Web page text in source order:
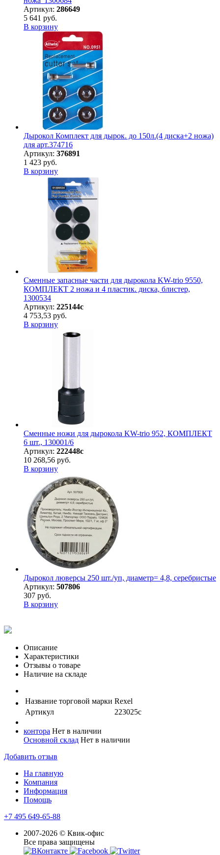
Артикул: 286649
5 641 руб.
В корзину
Дырокол Комплект для дырок. до 150л.(4 диска+2 ножа)
для арт.374716
Артикул: 376891
1 423 руб.
В корзину
Сменные запасные части для дырокола KW-trio 9550,
КОМПЛЕКТ 2 ножа и 4 пластик. диска, блистер,
1300534
Артикул: 225144с
4 753,53 руб.
В корзину
Сменные ножи для дырокола KW-trio 952, КОМПЛЕКТ
6 шт., 130001/6
Артикул: 222448с
10 268,56 руб.
В корзину
Дырокол люверсы 250 шт./уп, диаметр= 4,8, серебристые
Артикул: 507806
307 руб.
В корзину
Описание
Характеристики
Отзывы о товаре
Наличие на складе
Название торговой марки Rexel
Артикул
223025с
контора Нет в наличии
Основной склад Нет в наличии
Добавить отзыв
На главную
Компания
Информация
Помощь
+7 495 649-65-88
2007-2026 © Квик-офис
Все права защищены